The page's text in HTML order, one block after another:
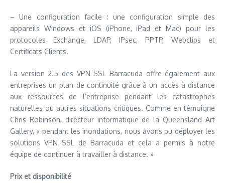
– Une configuration facile : une configuration simple des
appareils Windows et iOS (iPhone, iPad et Mac) pour les
protocoles Exchange, LDAP, IPsec, PPTP, Webclips et
Certificats Clients.
La version 2.5 des VPN SSL Barracuda offre également aux
entreprises un plan de continuité grâce à un accès à distance
aux ressources de l’entreprise pendant les catastrophes
naturelles ou autres situations critiques. Comme en témoigne
Chris Robinson, directeur informatique de la Queensland Art
Gallery, « pendant les inondations, nous avons pu déployer les
solutions VPN SSL de Barracuda et cela a permis à notre
équipe de continuer à travailler à distance. »
Prix et disponibilité